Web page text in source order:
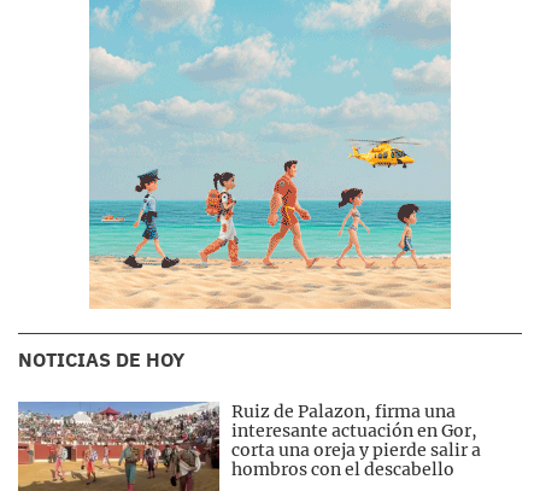
NOTICIAS DE HOY
Ruiz de Palazon, firma una
interesante actuación en Gor,
corta una oreja y pierde salir a
hombros con el descabello